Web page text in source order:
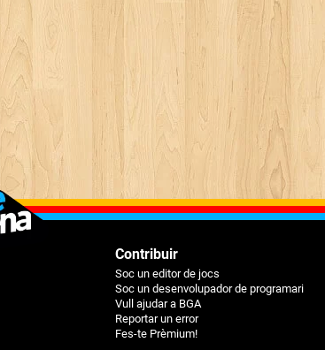
Contribuir
Soc un editor de jocs
Soc un desenvolupador de programari
Vull ajudar a BGA
Reportar un error
Fes-te Prèmium!